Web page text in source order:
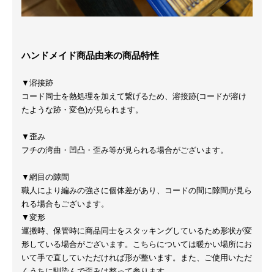
ハンドメイド商品由来の商品特性
▼溶接跡
コード同士を熱処理を加えて繋げるため、溶接跡(コードが溶け
たような跡・変色)が見られます。
▼歪み
フチの湾曲・凹凸・歪み等が見られる場合がございます。
▼網目の隙間
職人により編みの強さに個体差があり、コードの間に隙間が見ら
れる場合もございます。
▼変形
運搬時、保管時に商品同士をスタッキングしているため形状が変
形している場合がございます。こちらについては暖かい場所にお
いて手で直していただければ形が整います。また、ご使用いただ